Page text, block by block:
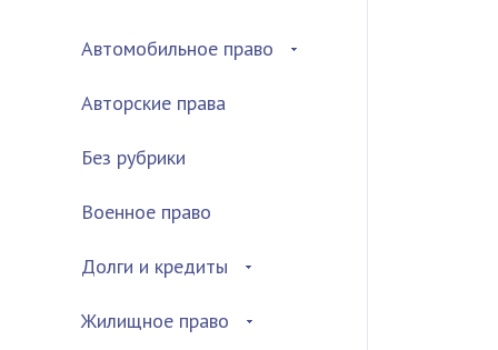
Автомобильное право
Авторские права
Без рубрики
Военное право
Долги и кредиты
Жилищное право